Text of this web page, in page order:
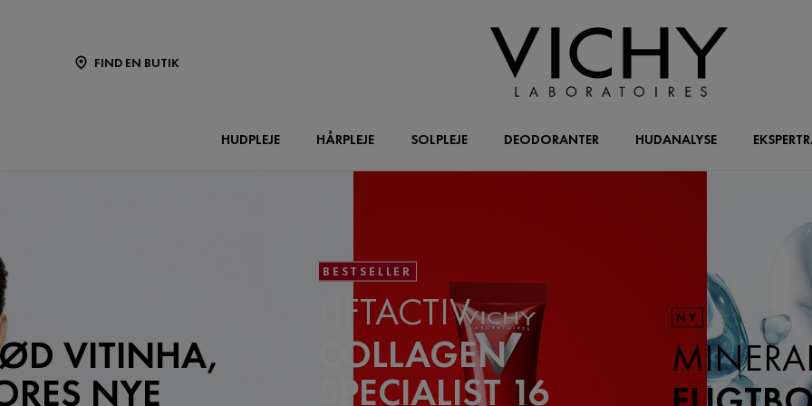
FIND EN BUTIK
HUDPLEJE HÅRPLEJE SOLPLEJE DEODORANTER HUDANALYSE
VITINHA,
NYE
BESTSELLER
LIFTACTIV
COLLAGEN
SPECIALIST 16
NY